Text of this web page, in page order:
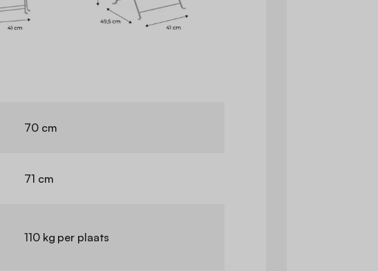
70 cm
71 cm
110 kg per plaats